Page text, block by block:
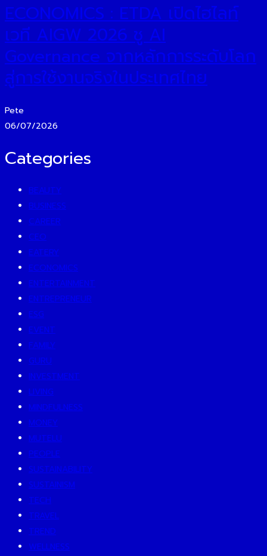
ECONOMICS : ETDA เปิดไฮไลท์
เวที AIGW 2026 ชู AI
Governance จากหลักการระดับโลก
สู่การใช้งานจริงในประเทศไทย
Pete
06/07/2026
Categories
BEAUTY
BUSINESS
CAREER
CEO
EATERY
ECONOMICS
ENTERTAINMENT
ENTREPRENEUR
ESG
EVENT
FAMILY
GURU
INVESTMENT
LIVING
MINDFULNESS
MONEY
MUTELU
PEOPLE
SUSTAINABILITY
SUSTAINISM
TECH
TRAVEL
TREND
WELLNESS